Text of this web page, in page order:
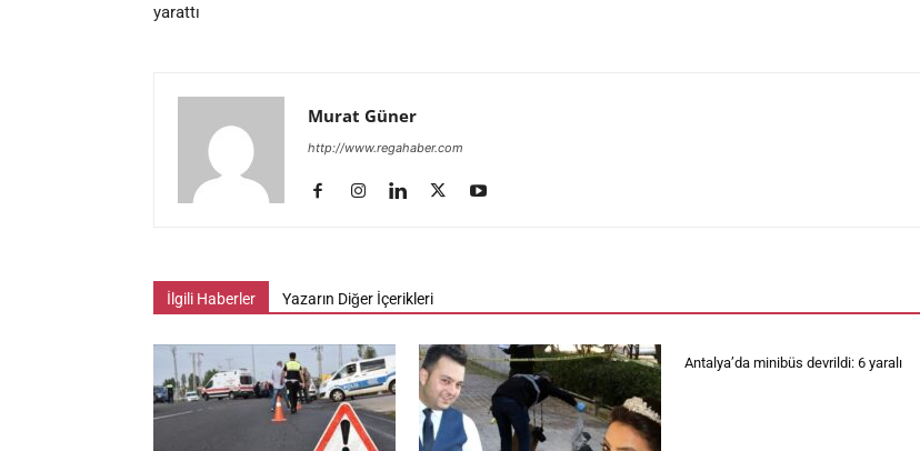
yarattı
Murat Güner
http://www.regahaber.com
İlgili Haberler Yazarın Diğer İçerikleri
Antalya’da minibüs devrildi: 6 yaralı